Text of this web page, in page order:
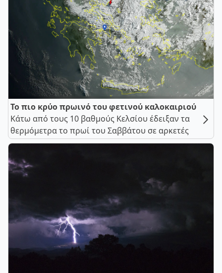
Το πιο κρύο πρωινό του φετινού καλοκαιριού
Κάτω από τους 10 βαθμούς Κελσίου έδειξαν τα
θερμόμετρα το πρωί του Σαββάτου σε αρκετές